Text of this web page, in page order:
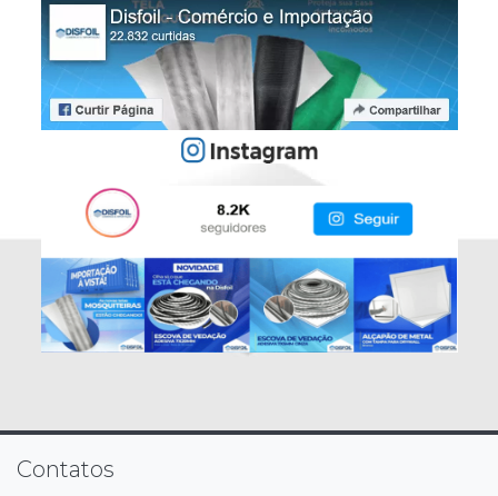
Contatos